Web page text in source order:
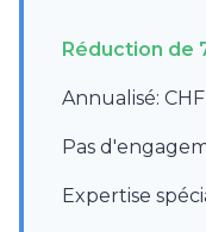
Réduction de
Annualisé:
Pas
Expertise